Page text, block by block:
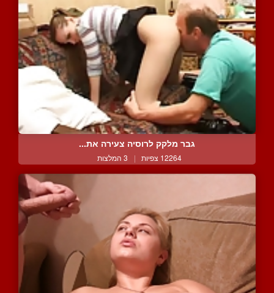
גבר מלקק לרוסיה צעירה את...
12264 צפיות | 3 המלצות